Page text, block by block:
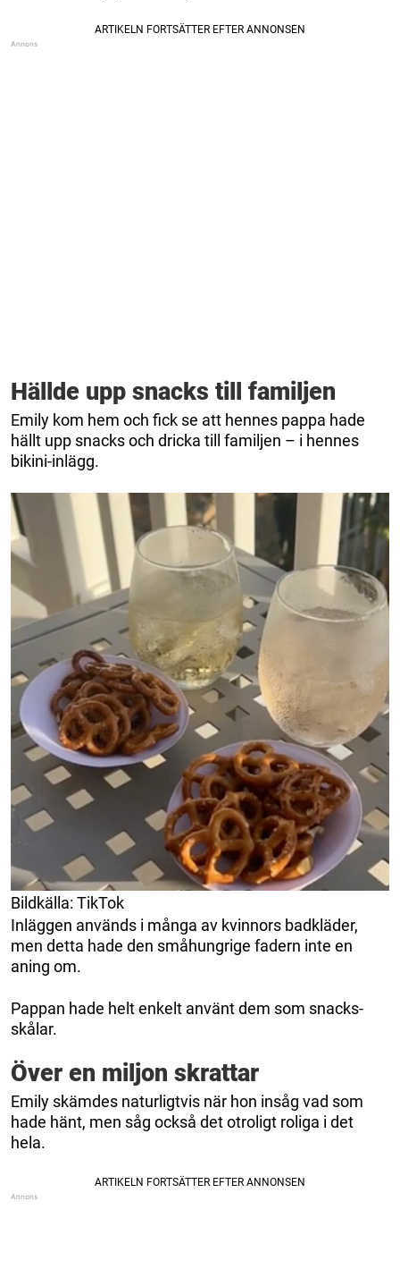
Hällde upp snacks till familjen
Emily kom hem och fick se att hennes pappa hade
hällt upp snacks och dricka till familjen – i hennes
bikini-inlägg.
Bildkälla: TikTok
Inläggen används i många av kvinnors badkläder,
men detta hade den småhungrige fadern inte en
aning om.
Pappan hade helt enkelt använt dem som snacks-
skålar.
Över en miljon skrattar
Emily skämdes naturligtvis när hon insåg vad som
hade hänt, men såg också det otroligt roliga i det
hela.